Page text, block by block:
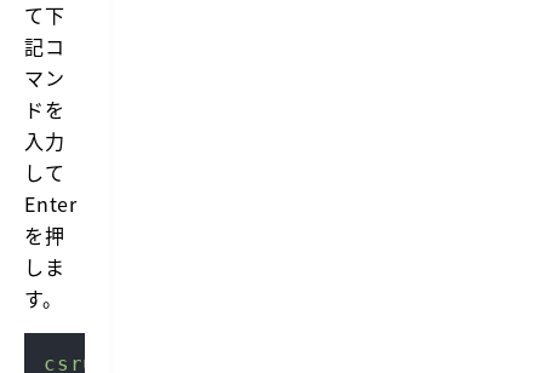
て下
記コ
マン
ドを
入力
して
Enter
を押
しま
す。
csrutil